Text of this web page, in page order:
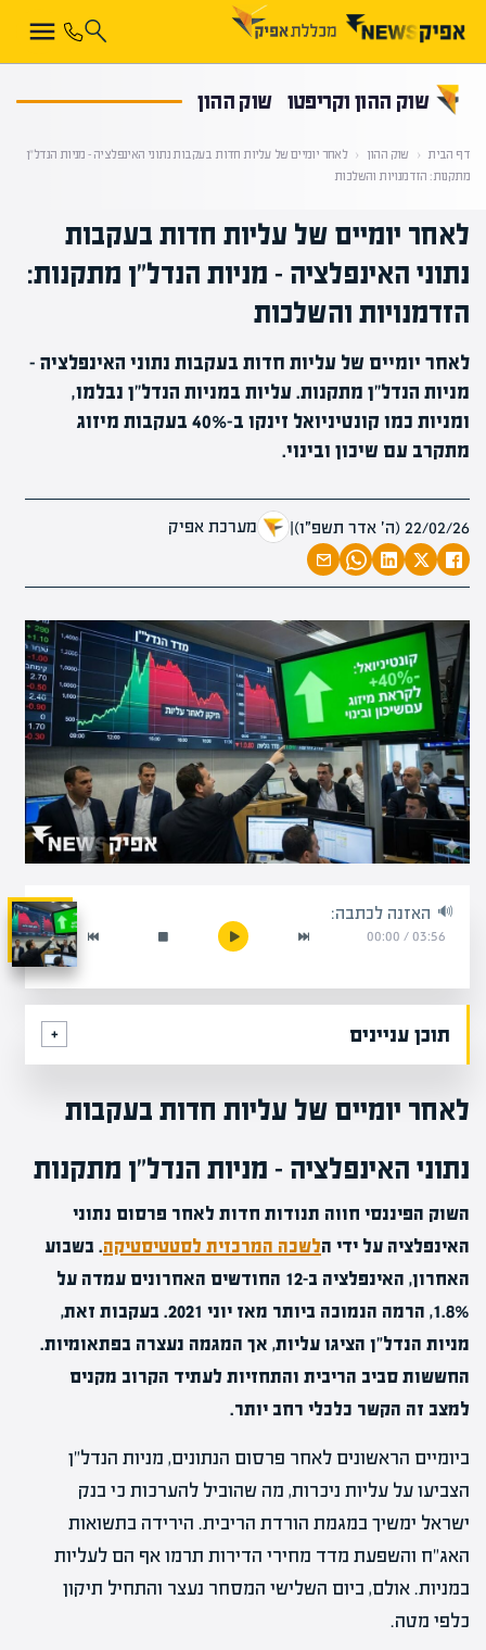
שוק ההון וקריפטו שוק ההון
דף הבית ‹ שוק ההון ‹ לאחר יומיים של עליות חדות בעקבות נתוני האינפלציה – מניות הנדל"ן
מתקנות: הזדמנויות והשלכות
לאחר יומיים של עליות חדות בעקבות
נתוני האינפלציה – מניות הנדל"ן מתקנות:
הזדמנויות והשלכות
לאחר יומיים של עליות חדות בעקבות נתוני האינפלציה –
מניות הנדל"ן מתקנות. עליות במניות הנדל"ן נבלמו,
ומניות כמו קונטיניואל זינקו ב-40% בעקבות מיזוג
מתקרב עם שיכון ובינוי.
22/02/26 (ה׳ אדר תשפ״ו) | מערכת אפיק
האזנה לכתבה:
03:56
/
00:00
תוכן עניינים
לאחר יומיים של עליות חדות בעקבות
נתוני האינפלציה – מניות הנדל"ן מתקנות
השוק הפיננסי חווה תנודות חדות לאחר פרסום נתוני
האינפלציה על ידי הלשכה המרכזית לסטטיסטיקה. בשבוע
האחרון, האינפלציה ב-12 החודשים האחרונים עמדה על
1.8%, הרמה הנמוכה ביותר מאז יוני 2021. בעקבות זאת,
מניות הנדל"ן הציגו עליות, אך המגמה נעצרה בפתאומיות.
החששות סביב הריבית והתחזיות לעתיד הקרוב מקנים
למצב זה הקשר כלכלי רחב יותר.
ביומיים הראשונים לאחר פרסום הנתונים, מניות הנדל"ן
הצביעו על עליות ניכרות, מה שהוביל להערכות כי בנק
ישראל ימשיך במגמת הורדת הריבית. הירידה בתשואות
האג"ח והשפעת מדד מחירי הדירות תרמו אף הם לעליות
במניות. אולם, ביום השלישי המסחר נעצר והתחיל תיקון
כלפי מטה.